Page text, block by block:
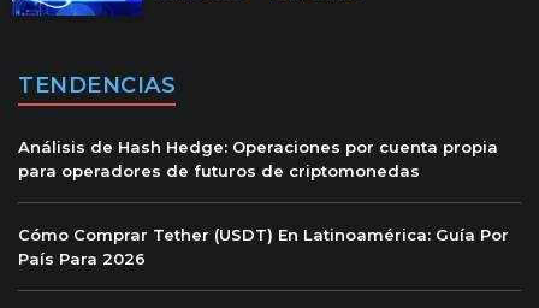
TENDENCIAS
Análisis de Hash Hedge: Operaciones por cuenta propia
para operadores de futuros de criptomonedas
Cómo Comprar Tether (USDT) En Latinoamérica: Guía Por
País Para 2026